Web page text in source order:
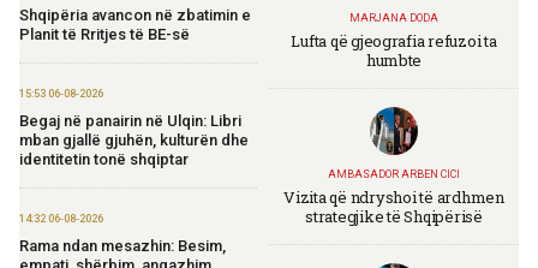
Shqipëria avancon në zbatimin e
Planit të Rritjes të BE-së
15:53 06-08-2026
Begaj në panairin në Ulqin: Libri
mban gjallë gjuhën, kulturën dhe
identitetin tonë shqiptar
14:32 06-08-2026
Rama ndan mesazhin: Besim,
MARJANA DODA
Lufta që gjeografia refuzoi ta
humbte
AMBASADOR ARBEN CICI
Vizita që ndryshoi të ardhmen
strategjike të Shqipërisë